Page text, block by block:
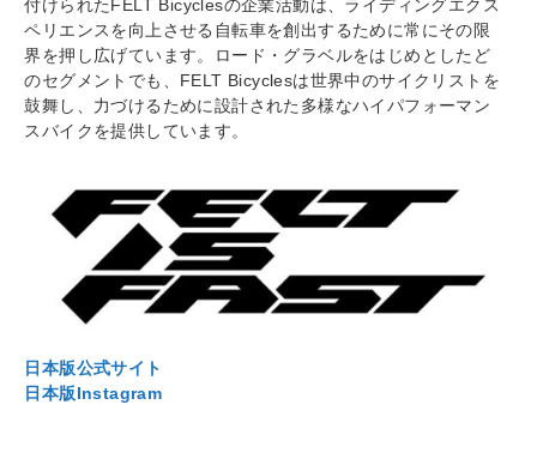
付けられたFELT Bicyclesの企業活動は、ライディングエクス
ペリエンスを向上させる自転車を創出するために常にその限
界を押し広げています。ロード・グラベルをはじめとしたど
のセグメントでも、FELT Bicyclesは世界中のサイクリストを
鼓舞し、力づけるために設計された多様なハイパフォーマン
スバイクを提供しています。
日本版公式サイト
日本版Instagram